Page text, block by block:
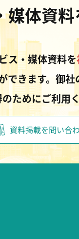
媒体資
ス・媒体資料を
できます。御
ためにご利用
資料掲載を問い合